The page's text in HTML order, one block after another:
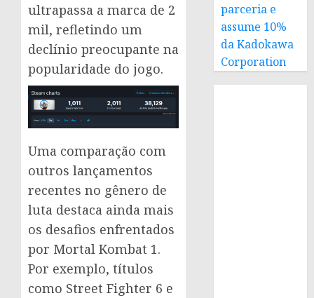
ultrapassa a marca de 2
mil, refletindo um
declínio preocupante na
popularidade do jogo.
Uma comparação com
outros lançamentos
recentes no gênero de
luta destaca ainda mais
os desafios enfrentados
por Mortal Kombat 1.
Por exemplo, títulos
como Street Fighter 6 e
parceria e
assume 10%
da Kadokawa
Corporation